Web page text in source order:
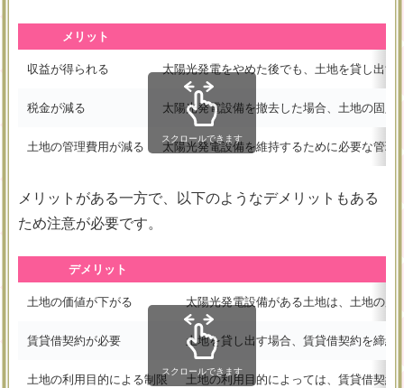
メリット
収益が得られる 太陽光発電をやめた後でも、土地を貸し出
税金が減る 太陽光発電設備を撤去した場合、土地の固
土地の管理費用が減る 太陽光発電設備を維持するために必要な管
スクロールできます
メリットがある一方で、以下のようなデメリットもある
ため注意が必要です。
デメリット
土地の価値が下がる 太陽光発電設備がある土地は、土地の所
賃貸借契約が必要 土地を貸し出す場合、賃貸借契約を締
土地の利用目的による制限 土地の利用目的によっては、賃貸借契
スクロールできます